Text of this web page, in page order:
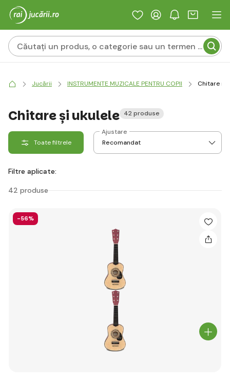
Jucării INSTRUMENTE MUZICALE PENTRU COPII Chitare și
Chitare și ukulele 42 produse
Toate filtrele
Ajustare
Filtre aplicate:
42 produse
-56%